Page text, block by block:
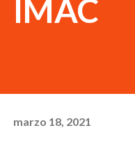
IMAC
marzo 18, 2021